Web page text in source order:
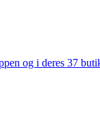
og i deres 37